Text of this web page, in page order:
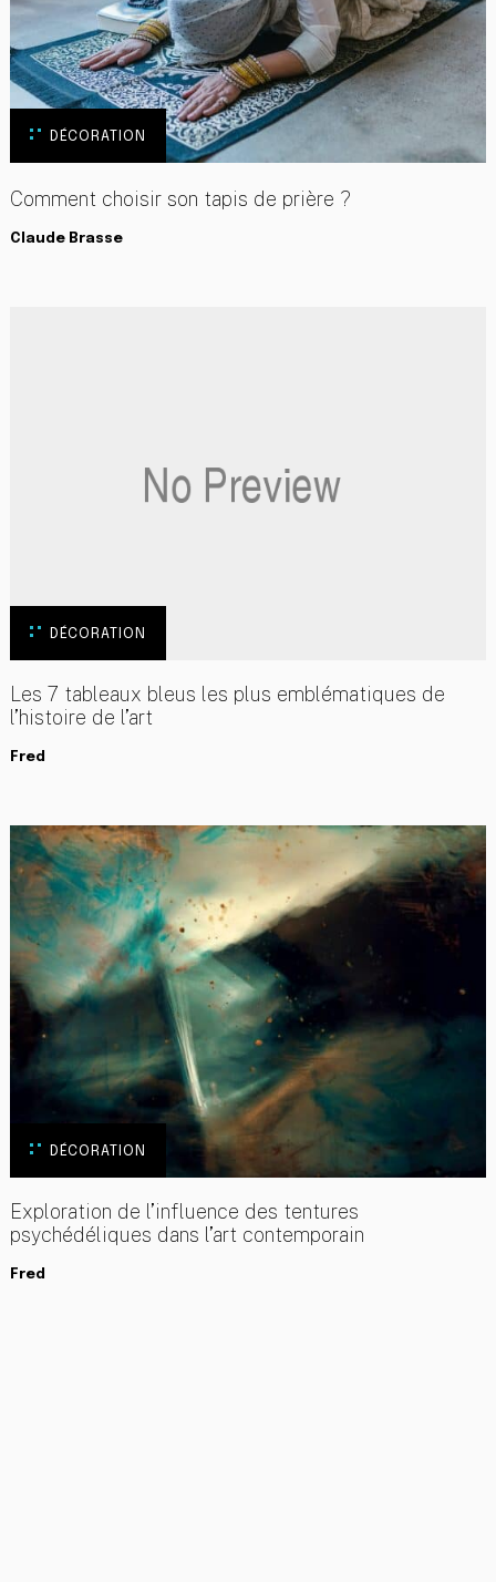
DÉCORATION
Comment choisir son tapis de prière ?
Claude Brasse
DÉCORATION
Les 7 tableaux bleus les plus emblématiques de
l’histoire de l’art
Fred
DÉCORATION
Exploration de l’influence des tentures
psychédéliques dans l’art contemporain
Fred